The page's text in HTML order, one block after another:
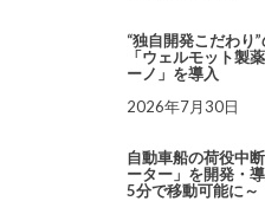
“独自開発こだわり
「ウェルモット製
ーノ」を導入
2026年7月30日
自動車船の荷役中
ーター」を開発・
5分で移動可能に～